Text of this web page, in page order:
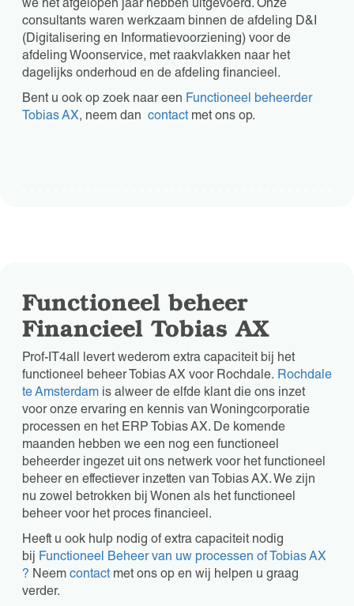
we het afgelopen jaar hebben uitgevoerd. Onze
consultants waren werkzaam binnen de afdeling D&I
(Digitalisering en Informatievoorziening) voor de
afdeling Woonservice, met raakvlakken naar het
dagelijks onderhoud en de afdeling financieel.
Bent u ook op zoek naar een Functioneel beheerder
Tobias AX, neem dan contact met ons op.
Functioneel beheer
Financieel Tobias AX
Prof-IT4all levert wederom extra capaciteit bij het
functioneel beheer Tobias AX voor Rochdale. Rochdale
te Amsterdam is alweer de elfde klant die ons inzet
voor onze ervaring en kennis van Woningcorporatie
processen en het ERP Tobias AX. De komende
maanden hebben we een nog een functioneel
beheerder ingezet uit ons netwerk voor het functioneel
beheer en effectiever inzetten van Tobias AX. We zijn
nu zowel betrokken bij Wonen als het functioneel
beheer voor het proces financieel.
Heeft u ook hulp nodig of extra capaciteit nodig
bij Functioneel Beheer van uw processen of Tobias AX
? Neem contact met ons op en wij helpen u graag
verder.